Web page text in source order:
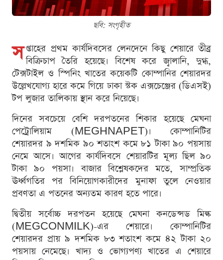
ছবি: সংগৃহীত
স প্তাহের প্রথম কার্যদিবসের লেনদেনে কিছু শেয়ারে তীব্র
বিক্রিচাপ তৈরি হয়েছে। বিশেষ করে জ্বালানি, দুগ্ধ,
টেক্সটাইল ও স্পিনিং খাতের কয়েকটি কোম্পানির শেয়ারদর
উল্লেখযোগ্য হারে কমে গিয়ে ঢাকা স্টক এক্সচেঞ্জের (ডিএসই)
টপ লুজার তালিকায় স্থান করে নিয়েছে।
দিনের সবচেয়ে বেশি দরপতনের শিকার হয়েছে মেঘনা
পেট্রোলিয়াম (MEGHNAPET)। কোম্পানিটির
শেয়ারদর ৯ দশমিক ৯০ শতাংশ কমে ৮১ টাকা ৯০ পয়সায়
নেমে আসে। আগের কার্যদিবসে শেয়ারটির মূল্য ছিল ৯০
টাকা ৯০ পয়সা। বাজার বিশ্লেষকদের মতে, সাম্প্রতিক
ঊর্ধ্বগতির পর বিনিয়োগকারীদের মুনাফা তুলে নেওয়ার
প্রবণতা এ পতনের অন্যতম কারণ হতে পারে।
দ্বিতীয় সর্বোচ্চ দরপতন হয়েছে মেঘনা কনডেন্সড মিল্ক
(MEGCONMILK)-এর শেয়ারে। কোম্পানিটির
শেয়ারদর প্রায় ৯ দশমিক ৮৩ শতাংশ কমে ৪২ টাকা ২০
পয়সায় নেমেছে। খাদ্য ও ভোগ্যপণ্য খাতের এ শেয়ারে